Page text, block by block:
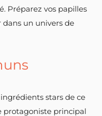
Préparez vos papilles
dans un univers de
stars de ce
protagoniste principal